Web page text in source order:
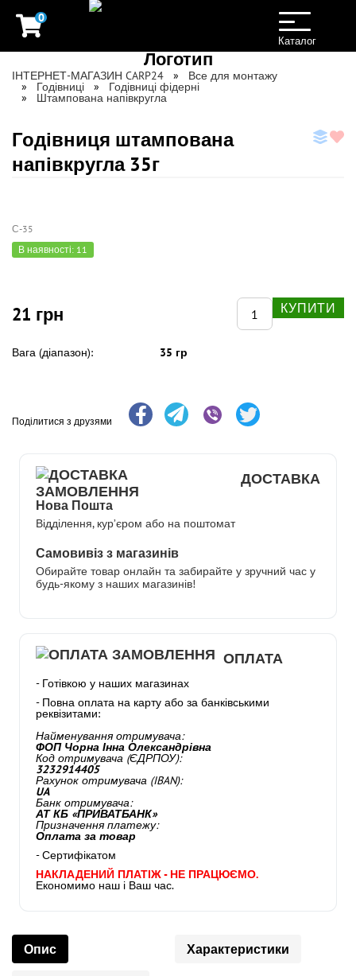
0
Toggle
navigation
Каталог
ІНТЕРНЕТ-МАГАЗИН CARP24 Все для монтажу
Годівниці Годівниці фідерні
Штампована напівкругла
Годівниця штампована
напівкругла 35г
С-35
В наявності: 11
21 грн КУПИТИ
Вага (діапазон): 35 гр
Поділитися з друзями
ДОСТАВКА
Нова Пошта
Відділення, кур’єром або на поштомат
Самовивіз з магазинів
Обирайте товар онлайн та забирайте у зручний час у
будь-якому з наших магазинів!
ОПЛАТА
- Готівкою у наших магазинах
- Повна оплата на карту або за банківськими
реквізитами:
Найменування отримувача:
ФОП Чорна Інна Олександрівна
Код отримувача (ЄДРПОУ):
3232914405
Рахунок отримувача (IBAN):
UA
Банк отримувача:
АТ КБ «ПРИВАТБАНК»
Призначення платежу:
Оплата за товар
- Сертифікатом
НАКЛАДЕНИЙ ПЛАТІЖ - НЕ ПРАЦЮЄМО.
Економимо наш і Ваш час.
Опис Характеристики